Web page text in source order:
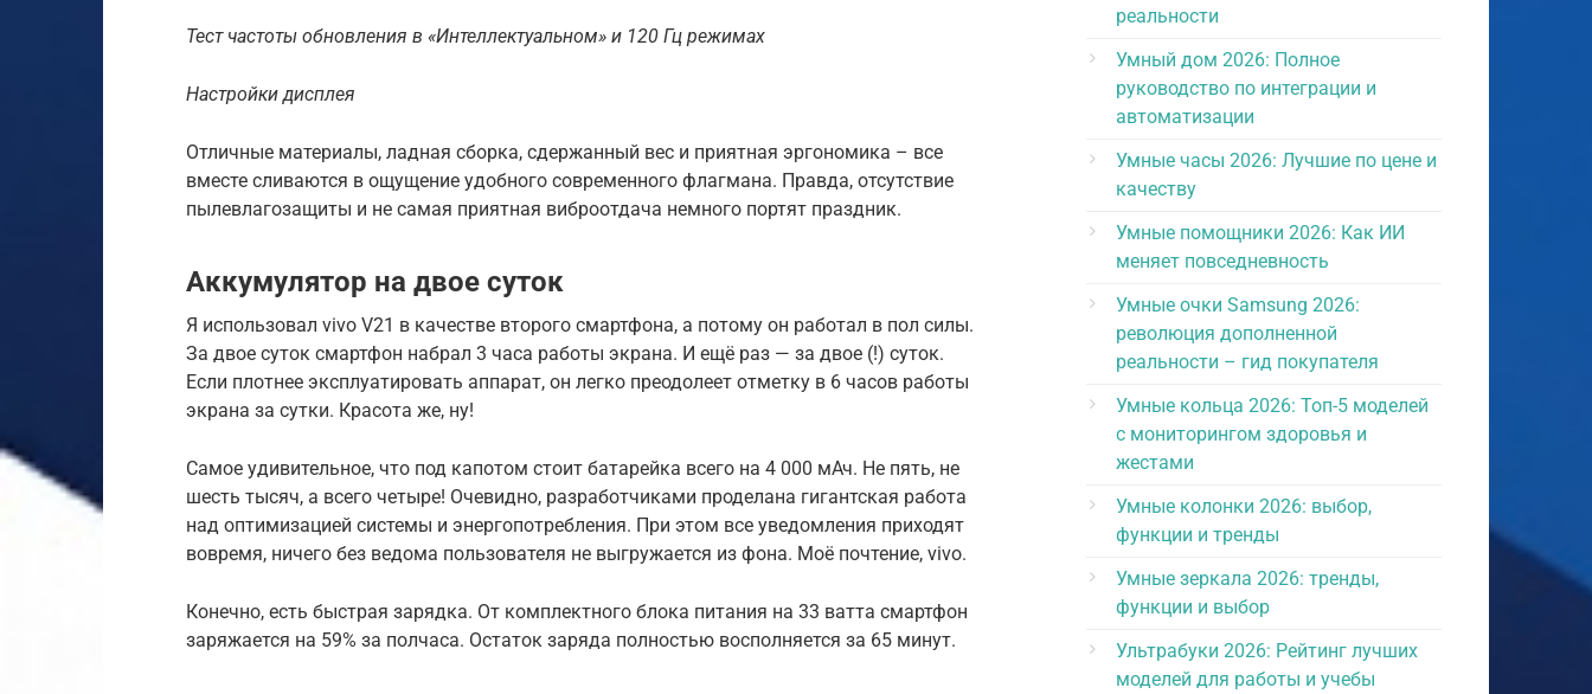
Тест частоты обновления в «Интеллектуальном» и 120 Гц режимах
Настройки дисплея
Отличные материалы, ладная сборка, сдержанный вес и приятная эргономика – все
вместе сливаются в ощущение удобного современного флагмана. Правда, отсутствие
пылевлагозащиты и не самая приятная виброотдача немного портят праздник.
Аккумулятор на двое суток
Я использовал vivo V21 в качестве второго смартфона, а потому он работал в пол силы.
За двое суток смартфон набрал 3 часа работы экрана. И ещё раз — за двое (!) суток.
Если плотнее эксплуатировать аппарат, он легко преодолеет отметку в 6 часов работы
экрана за сутки. Красота же, ну!
Самое удивительное, что под капотом стоит батарейка всего на 4 000 мАч. Не пять, не
шесть тысяч, а всего четыре! Очевидно, разработчиками проделана гигантская работа
над оптимизацией системы и энергопотребления. При этом все уведомления приходят
вовремя, ничего без ведома пользователя не выгружается из фона. Моё почтение, vivo.
Конечно, есть быстрая зарядка. От комплектного блока питания на 33 ватта смартфон
заряжается на 59% за полчаса. Остаток заряда полностью восполняется за 65 минут.
реальности
Умный дом 2026: Полное
руководство по интеграции и
автоматизации
Умные часы 2026: Лучшие по цене и
качеству
Умные помощники 2026: Как ИИ
меняет повседневность
Умные очки Samsung 2026:
революция дополненной
реальности – гид покупателя
Умные кольца 2026: Топ-5 моделей
с мониторингом здоровья и
жестами
Умные колонки 2026: выбор,
функции и тренды
Умные зеркала 2026: тренды,
функции и выбор
Ультрабуки 2026: Рейтинг лучших
моделей для работы и учебы